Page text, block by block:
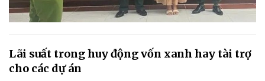
Lãi suất trong huy động vốn xanh hay tài trợ
cho các dự án